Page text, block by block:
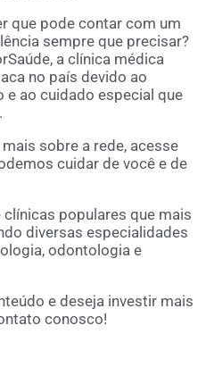
que pode contar com um
sempre que precisar?
a clínica médica
no país devido ao
ao cuidado especial que
sobre a rede, acesse
cuidar de você e de
clínicas populares que mais
diversas especialidades
odontologia e
e deseja investir mais
conosco!